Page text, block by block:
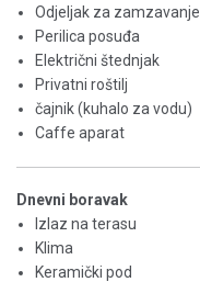
Odjeljak za zamzavanje
Perilica posuđa
Električni štednjak
Privatni roštilj
čajnik (kuhalo za vodu)
Caffe aparat
Dnevni boravak
Izlaz na terasu
Klima
Keramički pod